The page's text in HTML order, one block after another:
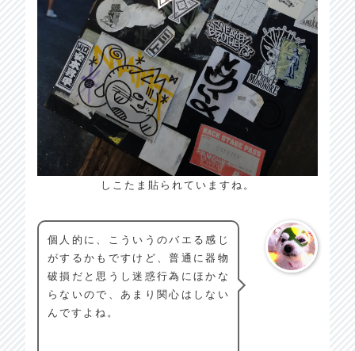
しこたま貼られていますね。
個人的に、こういうのバエる感じ
がするかもですけど、普通に器物
破損だと思うし迷惑行為にほかな
らないので、あまり関心はしない
んですよね。